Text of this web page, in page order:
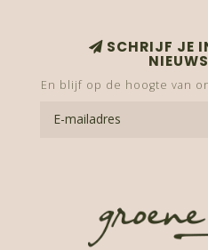
SCHRIJF JE
En blijf op de hoogte van